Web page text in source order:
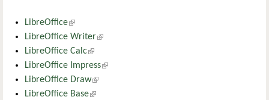
LibreOffice(külső hivatkozás)
LibreOffice Writer(külső hivatkozás)
LibreOffice Calc(külső hivatkozás)
LibreOffice Impress(külső hivatkozás)
LibreOffice Draw(külső hivatkozás)
LibreOffice Base(külső hivatkozás)